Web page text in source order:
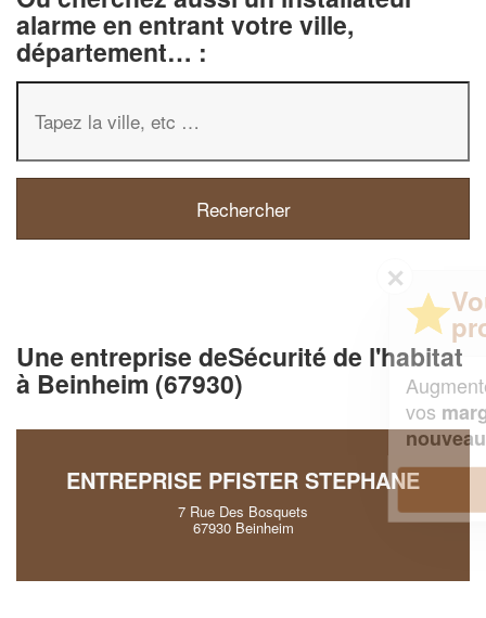
alarme en entrant votre ville,
département… :
Une entreprise deSécurité de l'habitat
à Beinheim (67930)
ENTREPRISE PFISTER STEPHANE
7 Rue Des Bosquets
67930 Beinheim
Augmentez votre chiffre d'affaireset
tout en gagnant de
nouveaux clients!
En savoir plus